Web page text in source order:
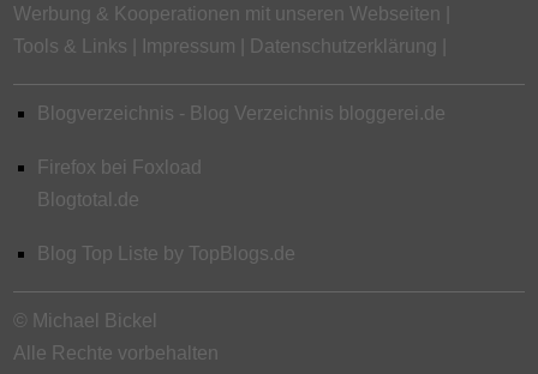
Werbung & Kooperationen mit unseren Webseiten
Tools & Links
Impressum Datenschutzerklärung
Blogverzeichnis - Blog Verzeichnis bloggerei.de
Firefox bei Foxload
Blogtotal.de
Blog Top Liste by TopBlogs.de
© Michael Bickel
Alle Rechte vorbehalten